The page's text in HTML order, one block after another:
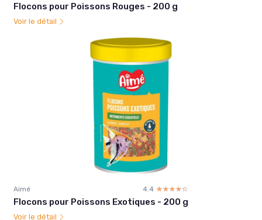
Flocons pour Poissons Rouges - 200 g
Voir le détail
Aimé 4.4 ☆☆☆☆☆
★★★★★
Flocons pour Poissons Exotiques - 200 g
Voir le détail